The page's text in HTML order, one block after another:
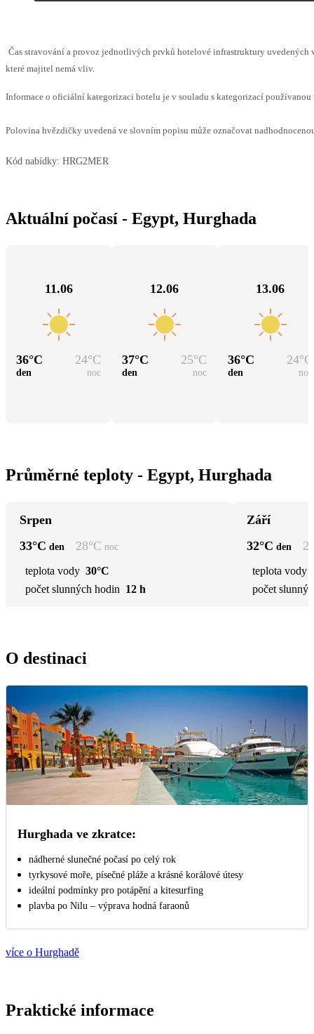
Čas stravování a provoz jednotlivých prvků hotelové infrastruktury uvedených
které majitel nemá vliv.
Informace o oficiální kategorizaci hotelu je v souladu s kategorizací
Polovina hvězdičky uvedená ve slovním popisu může označovat
Kód nabídky: HRG2MER
Aktuální počasí - Egypt, Hurghada
11.06
36°C 24°C
den noc
12.06
37°C 25°C
den noc
13.06
36°C 24°C
den noc
Průměrné teploty - Egypt, Hurghada
Srpen
33°C den 28°C noc
teplota vody 30°C
počet slunných hodin 12 h
Září
32°C den
teplota vody
počet
O destinaci
Hurghada ve zkratce:
nádherné slunečné počasí po celý rok
tyrkysové moře, písečné pláže a krásné korálové útesy
ideální podmínky pro potápění a kitesurfing
plavba po Nilu – výprava hodná faraonů
více o Hurghadě
Praktické informace